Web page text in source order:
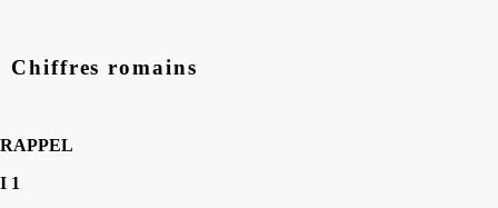
Chiffres romains
RAPPEL
I 1